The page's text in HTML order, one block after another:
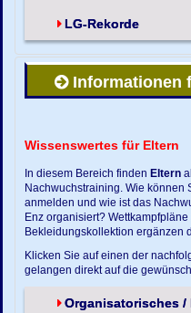
LG-Rekorde
Informationen
Wissenswertes für Eltern
In diesem Bereich finden Eltern
Nachwuchstraining. Wie können
anmelden und wie ist das
Enz organisiert?
Bekleidungskollektion ergänzen
Klicken Sie auf einen der
gelangen direkt auf die
Organisatorisches